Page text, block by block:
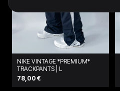
NIKE VINTAGE *PREMIUM*
TRACKPANTS | L
78,00 €